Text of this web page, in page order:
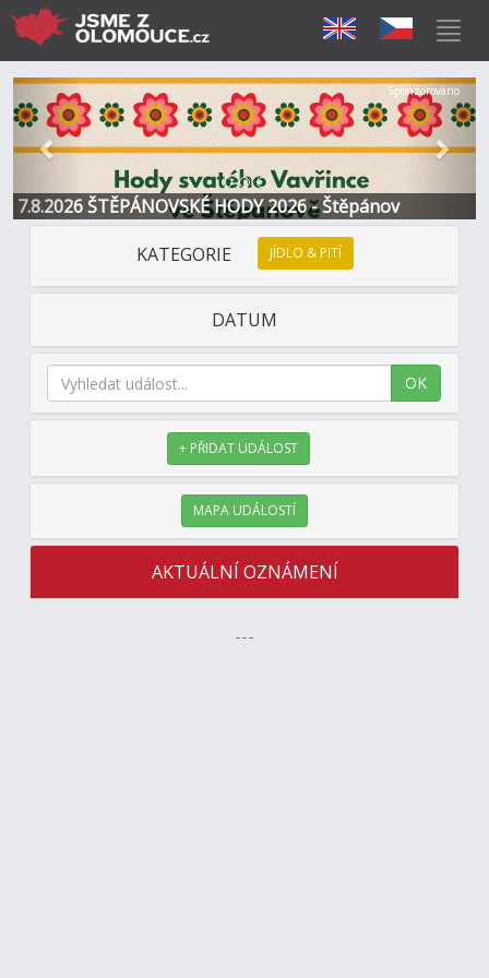
7.8.2026 ŠTĚPÁNOVSKÉ HODY 2026 - Štěpánov
Předchozí Další
Sponzorováno
KATEGORIE JÍDLO & PITÍ
DATUM
OK
+ PŘIDAT UDÁLOST
MAPA UDÁLOSTÍ
AKTUÁLNÍ OZNÁMENÍ
---